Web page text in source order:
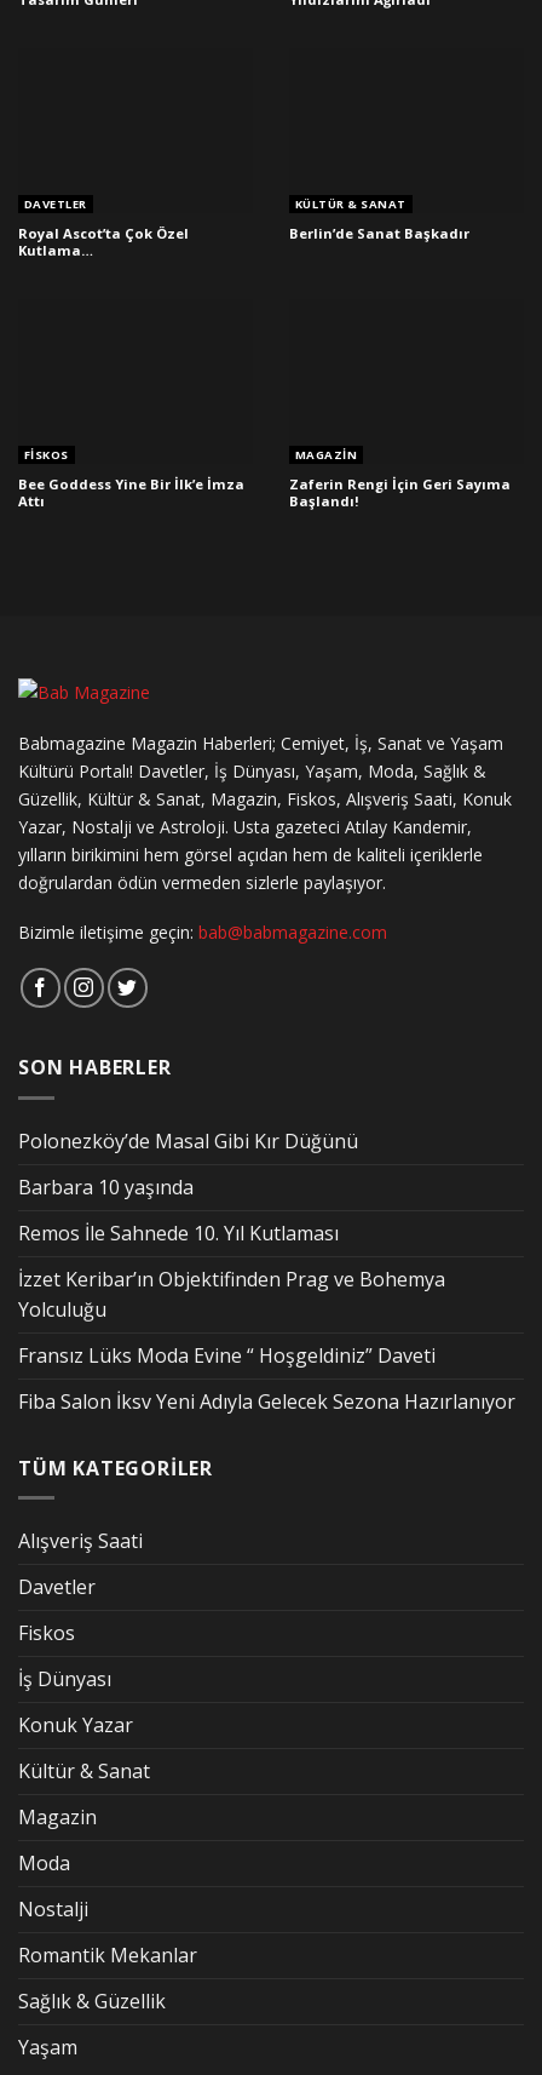
DAVETLER
Royal Ascot’ta Çok Özel
Kutlama…
KÜLTÜR & SANAT
Berlin’de Sanat Başkadır
FISKOS
Bee Goddess Yine Bir İlk’e İmza
Attı
MAGAZIN
Zaferin Rengi İçin Geri Sayıma
Başlandı!
Babmagazine Magazin Haberleri; Cemiyet, İş, Sanat ve Yaşam
Kültürü Portalı! Davetler, İş Dünyası, Yaşam, Moda, Sağlık &
Güzellik, Kültür & Sanat, Magazin, Fiskos, Alışveriş Saati, Konuk
Yazar, Nostalji ve Astroloji. Usta gazeteci Atılay Kandemir,
yılların birikimini hem görsel açıdan hem de kaliteli içeriklerle
doğrulardan ödün vermeden sizlerle paylaşıyor.
Bizimle iletişime geçin: bab@babmagazine.com
SON HABERLER
Polonezköy’de Masal Gibi Kır Düğünü
Barbara 10 yaşında
Remos İle Sahnede 10. Yıl Kutlaması
İzzet Keribar’ın Objektifinden Prag ve Bohemya
Yolculuğu
Fransız Lüks Moda Evine “ Hoşgeldiniz” Daveti
Fiba Salon İksv Yeni Adıyla Gelecek Sezona Hazırlanıyor
TÜM KATEGORİLER
Alışveriş Saati
Davetler
Fiskos
İş Dünyası
Konuk Yazar
Kültür & Sanat
Magazin
Moda
Nostalji
Romantik Mekanlar
Sağlık & Güzellik
Yaşam